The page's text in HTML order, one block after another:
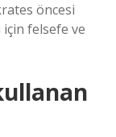
öncesi
felsefe ve